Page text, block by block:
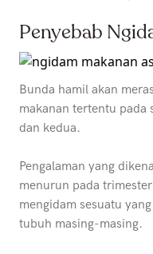
Penyebab
Bunda hamil akan
makanan tertentu pada
dan kedua.
Pengalaman yang
menurun pada
mengidam sesuatu
tubuh masing-masing.